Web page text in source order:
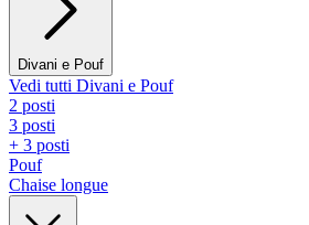
Divani e Pouf
Vedi tutti Divani e Pouf
2 posti
3 posti
+ 3 posti
Pouf
Chaise longue